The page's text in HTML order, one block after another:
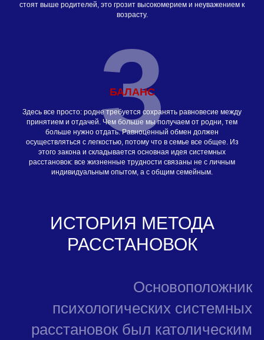
стоят выше родителей, это грозит высокомерием и неуважением к
возрасту.
БАЛАНС
Здесь все просто: родне требуется сохранять равновесие между
принятием и отдачей. Чем больше мы получаем от родни, тем
больше нужно отдать. Равноценный обмен должен
осуществляться с легкостью, потому что в семье все общее. Из
этого закона и складывается основная идея системных
расстановок: все жизненные трудности связаны не с личным
индивидуальным опытом, а с общим семейным.
3
ИСТОРИЯ МЕТОДА
РАССТАНОВОК
Основоположник
психологических системных
расстановок был католическим